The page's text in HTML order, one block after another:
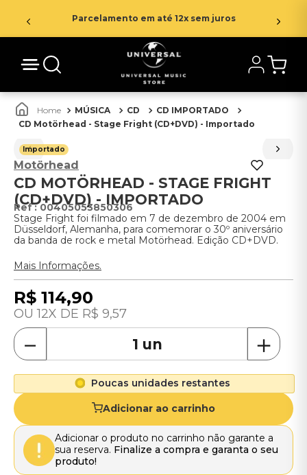
Parcelamento em até 12x sem juros
MÚSICA CD
CD IMPORTADO
CD Motörhead - Stage Fright (CD+DVD) - Importado
Importado
Motörhead
CD MOTÖRHEAD - STAGE FRIGHT
(CD+DVD) - IMPORTADO
:00405053850306
Stage Fright foi filmado em 7 de dezembro de 2004 em
Düsseldorf, Alemanha, para comemorar o 30º aniversário
da banda de rock e metal Motörhead. Edição CD+DVD.
Mais Informações.
R$ 114,90
12 R$ 9,57
＋
－
Poucas unidades restantes
Adicionar ao carrinho
Adicionar o produto no carrinho não garante a
sua reserva. Finalize a compra e garanta o seu
produto!